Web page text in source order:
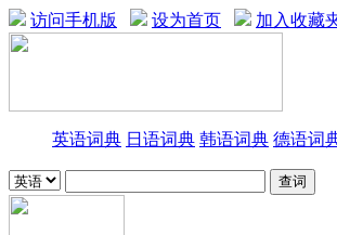
访问手机版 设为首页 加入收藏
英语词典 日语词典 韩语词典 德语词